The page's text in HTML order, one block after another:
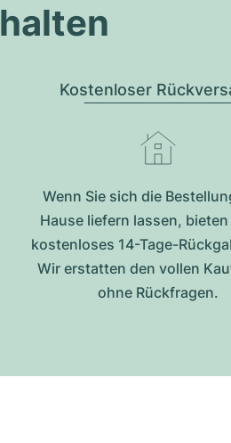
Kostenloser
Wenn Sie sich die
Hause liefern lassen,
kostenloses 14-Tage-
Wir erstatten den vollen
ohne Rückfragen.